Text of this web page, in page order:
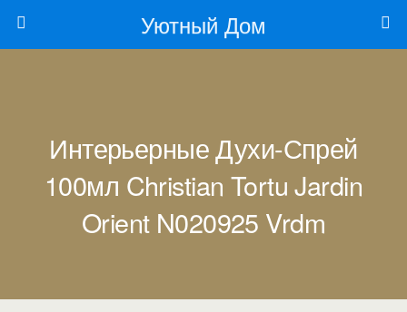
Уютный Дом
Интерьерные Духи-Спрей
100мл Christian Tortu Jardin
Orient N020925 Vrdm